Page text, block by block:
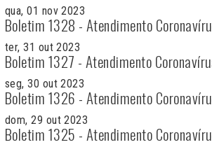
qua, 01 nov 2023
Boletim 1328 - Atendimento
ter, 31 out 2023
Boletim 1327 - Atendimento
seg, 30 out 2023
Boletim 1326 - Atendimento
dom, 29 out 2023
Boletim 1325 - Atendimento